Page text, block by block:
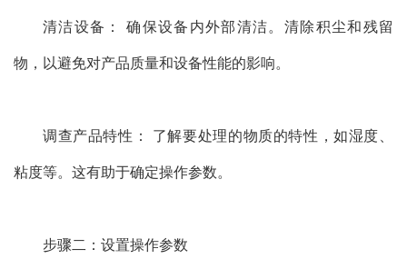
清洁设备： 确保设备内外部清洁。清除积尘和残留
物，以避免对产品质量和设备性能的影响。
调查产品特性： 了解要处理的物质的特性，如湿度、
粘度等。这有助于确定操作参数。
步骤二：设置操作参数